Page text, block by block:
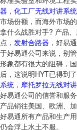
器 ， 化工厂无线对讲系统
市场份额，而海外市场
拿什么战胜对手? 产品
点， 发射合路器 ，好易
于好易通公司来说，别
形象都有很大的阻碍，
后，这说明HYT已得到
系统 ， 摩托罗拉无线对
好易通公司的信誉和服务
产品销往美国、欧洲、
好易通所有产品和生产
仍会浮上水土不服。